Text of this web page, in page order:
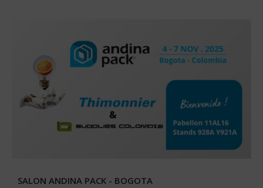
SALON ANDINA PACK - BOGOTA